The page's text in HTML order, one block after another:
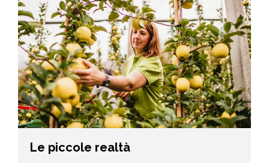
Le piccole realtà